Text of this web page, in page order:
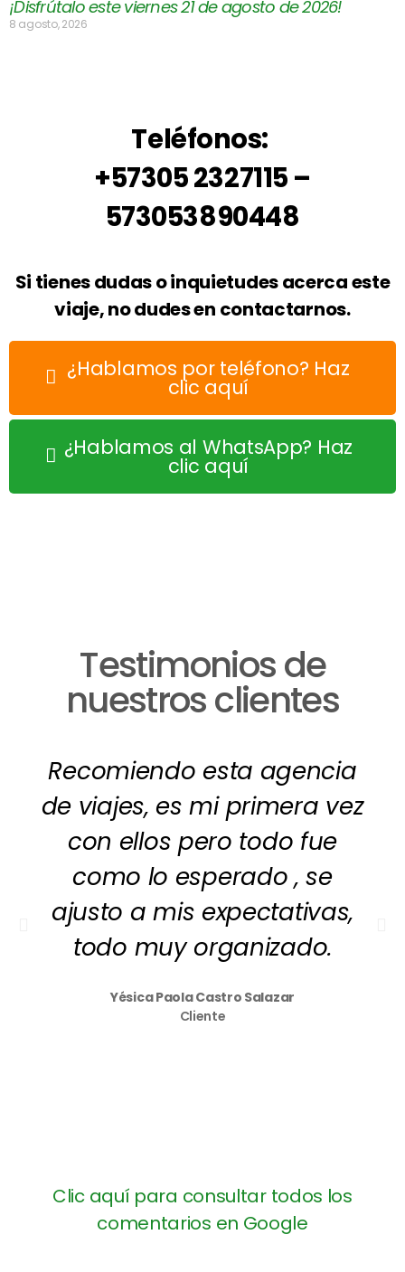
¡Disfrútalo este viernes 21 de agosto de 2026!
8 agosto, 2026
Teléfonos:
+57305 2327115 –
573053890448
Si tienes dudas o inquietudes acerca este
viaje, no dudes en contactarnos.
¿Hablamos por teléfono? Haz
clic aquí
¿Hablamos al WhatsApp? Haz
clic aquí
Testimonios de
nuestros clientes
Recomiendo esta agencia
de viajes, es mi primera vez
con ellos pero todo fue
como lo esperado , se
ajusto a mis expectativas,
todo muy organizado.
Yésica Paola Castro Salazar
Cliente
Clic aquí para consultar todos los
comentarios en Google